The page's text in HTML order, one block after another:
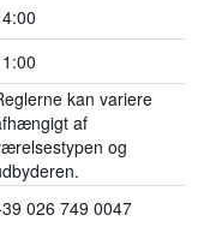
kan variere
af
og
026 749 0047